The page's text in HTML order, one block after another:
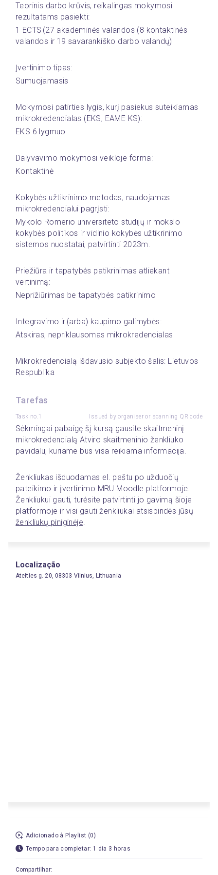
Teorinis darbo krūvis, reikalingas mokymosi
rezultatams pasiekti:
1 ECTS (27 akademinės valandos (8 kontaktinės
valandos ir 19 savarankiško darbo valandų)
Įvertinimo tipas:
Sumuojamasis
Mokymosi patirties lygis, kurį pasiekus suteikiamas
mikrokredencialas (EKS, EAME KS):
EKS 6 lygmuo
Dalyvavimo mokymosi veikloje forma:
Kontaktinė
Kokybės užtikrinimo metodas, naudojamas
mikrokredencialui pagrįsti:
Mykolo Romerio universiteto studijų ir mokslo
kokybės politikos ir vidinio kokybės užtikrinimo
sistemos nuostatai, patvirtinti 2023m.
Priežiūra ir tapatybės patikrinimas atliekant
vertinimą:
Neprižiūrimas be tapatybės patikrinimo
Integravimo ir (arba) kaupimo galimybės:
Atskiras, nepriklausomas mikrokredencialas
Mikrokredencialą išdavusio subjekto šalis: Lietuvos
Respublika
Tarefas
Task no.1 Issued by organiser or scanning QR code
Sėkmingai pabaigę šį kursą gausite skaitmeninį
mikrokredencialą Atviro skaitmeninio ženkliuko
pavidalu, kuriame bus visa reikiama informacija.
Ženkliukas išduodamas el. paštu po užduočių
pateikimo ir įvertinimo MRU Moodle platformoje.
Ženkliukui gauti, turėsite patvirtinti jo gavimą šioje
ženkliukų piniginėje.
Localização
Ateities g. 20, 08303 Vilnius, Lithuania
Adicionado à Playlist (0)
Tempo para completar: 1 dia 3 horas
Compartilhar: